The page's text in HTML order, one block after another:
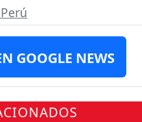
GOOGLE NEWS